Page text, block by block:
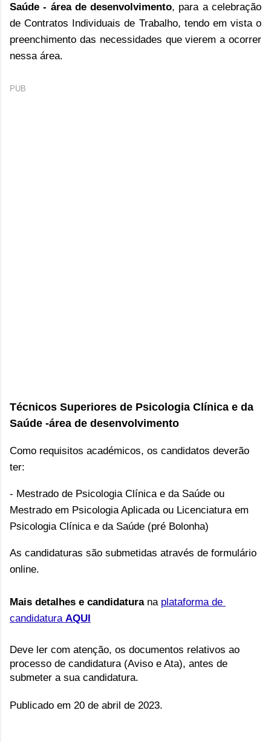
Saúde - área de desenvolvimento, para a celebração
de Contratos Individuais de Trabalho, tendo em vista o
preenchimento das necessidades que vierem a ocorrer
nessa área.
PUB
Técnicos Superiores de Psicologia Clínica e da
Saúde -área de desenvolvimento
Como requisitos académicos, os candidatos deverão
ter:
- Mestrado de Psicologia Clínica e da Saúde ou
Mestrado em Psicologia Aplicada ou Licenciatura em
Psicologia Clínica e da Saúde (pré Bolonha)
As candidaturas são submetidas através de formulário
online.
Mais detalhes e candidatura na plataforma de
candidatura AQUI
Deve ler com atenção, os documentos relativos ao
processo de candidatura (Aviso e Ata), antes de
submeter a sua candidatura.
Publicado em 20 de abril de 2023.